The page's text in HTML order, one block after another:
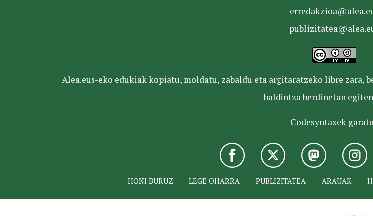
Alea.eus-eko edukiak kopiatu, moldatu, zabaldu eta argitaratzeko libre zara,
baldintza berdinetan
Codesyntaxek
HONI BURUZ LEGE OHARRA PUBLIZITATEA ARAUAK